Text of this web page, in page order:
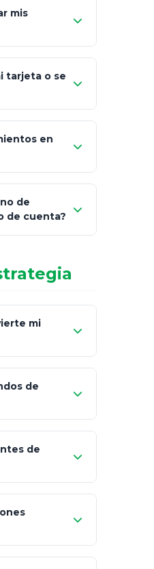
mis
tarjeta o se
"Link
en
de
de cuenta?
mi
de
de
100% a tus